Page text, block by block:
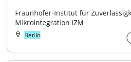
Fraunhofer-Institut für
Mikrointegration IZM
Berlin